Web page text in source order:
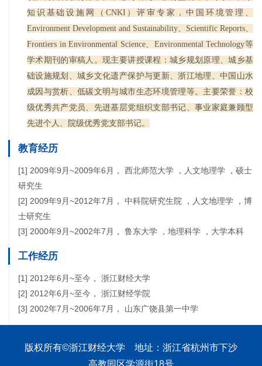
知识基础设施网 （ CNKI ）评审专家，中国环境管理、
Environment Development and Sustainability、 Scientific Reports、
Frontiers in Environmental Science、 Environmental Technology等
学术期刊的审稿人。现主要讲授课程：城乡规划原理、城乡基
础设施规划、城乡文化遗产保护与更新、浙江地理、中国山水
成因与赏析、低碳文明与城市生态环境管理等。主要荣誉：校
级优秀共产党员、先进基层党组织支部书记、事业家庭兼顾型
先进个人、院级优秀党支部书记。
教育经历
[1] 2009年9月~2009年6月， 西北师范大学 ，人文地理学 ，硕士
研究生
[2] 2009年9月~2012年7月， 中科院研究生院 ，人文地理学 ，博
士研究生
[3] 2000年9月~2002年7月， 鲁东大学 ，地理科学 ，大学本科
工作经历
[1] 2012年6月~至今， 浙江财经大学
[2] 2012年6月~至今， 浙江财经学院
[3] 2002年7月~2006年7月， 山东广饶县第一中学
版权所有©浙江财经大学 地址：浙江省杭州市下沙
高教园区学源街18号